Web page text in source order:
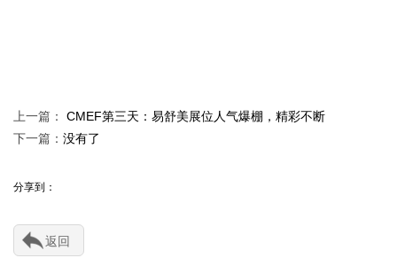
上一篇：
CMEF第三天：易舒美展位人气爆棚，精彩不断
下一篇： 没有了
分享到：
返回